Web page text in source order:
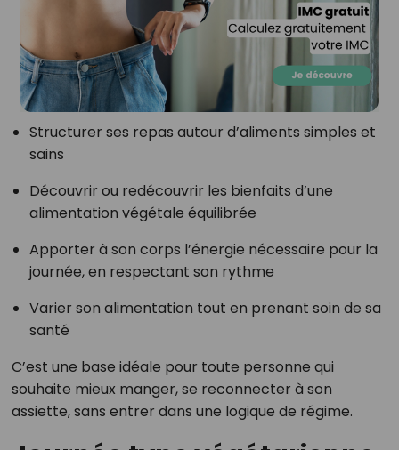
Structurer ses repas autour d’aliments simples et
sains
Découvrir ou redécouvrir les bienfaits d’une
alimentation végétale équilibrée
Apporter à son corps l’énergie nécessaire pour la
journée, en respectant son rythme
Varier son alimentation tout en prenant soin de sa
santé
C’est une base idéale pour toute personne qui
souhaite mieux manger, se reconnecter à son
assiette, sans entrer dans une logique de régime.